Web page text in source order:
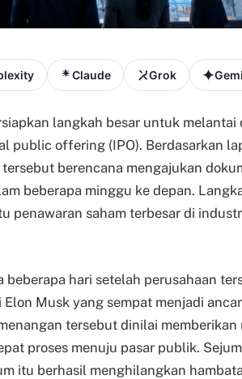
Claude Grok
langkah besar untuk melantai
public offering (IPO). Berdasarkan
berencana mengajukan
beberapa minggu ke depan.
penawaran saham terbesar di
beberapa hari setelah perusahaan
Musk yang sempat menjadi
tersebut dinilai
proses menuju pasar publik.
itu berhasil menghilangkan